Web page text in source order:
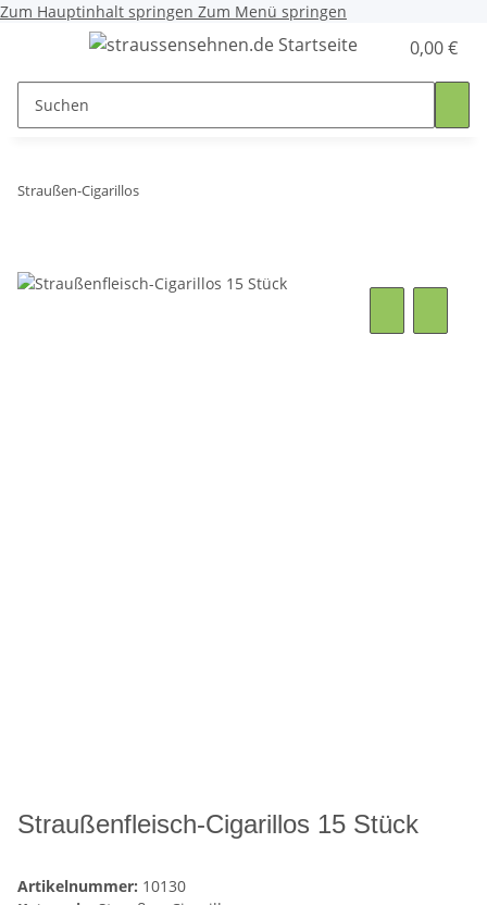
Zum Hauptinhalt springen Zum Menü springen
0,00 €
Straußen-Cigarillos
Straußenfleisch-Cigarillos 15 Stück
Artikelnummer: 10130